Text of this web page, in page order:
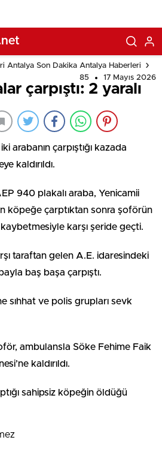
Antalya Son Dakika Antalya Haberleri
85
17 Mayıs 2026
çarpıştı: 2 yaralı
arabanın çarpıştığı kazada
kaldırıldı.
940 plakalı araba, Yenicamii
köpeğe çarptıktan sonra şoförün
karşı şeride geçti.
taraftan gelen A.E. idaresindeki
baş başa çarpıştı.
sıhhat ve polis grupları sevk
ambulansla Söke Fehime Faik
kaldırıldı.
sahipsiz köpeğin öldüğü